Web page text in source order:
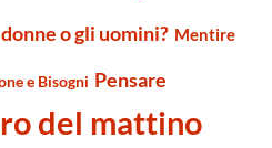
o gli uomini? Mentire
e Bisogni Pensare
del mattino